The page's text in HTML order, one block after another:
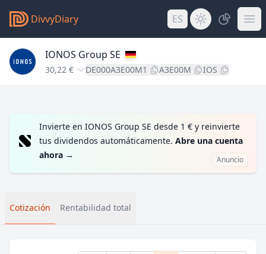
DivvyDiary ES
IONOS Group SE
30,22 € DE000A3E00M1 A3E00M IOS
Invierte en IONOS Group SE desde 1 € y reinvierte
tus dividendos automáticamente. Abre una cuenta
ahora → Anuncio
Cotización Rentabilidad total